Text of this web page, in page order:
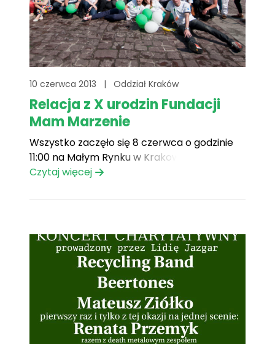
10 czerwca 2013 | Oddział Kraków
Relacja z X urodzin Fundacji
Mam Marzenie
Wszystko zaczęło się 8 czerwca o godzinie
11:00 na Małym Rynku w Krakowie.
Czytaj więcej